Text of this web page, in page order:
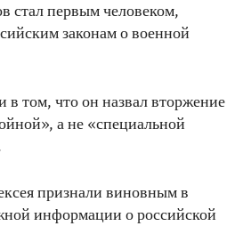
стал первым человеком,
законам о военной
в том, что он назвал вторжение
а не «специальной
признали виновным в
информации о российской